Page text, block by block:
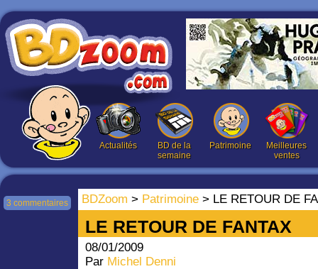
Actualités
BD de la
semaine
Patrimoine
Meilleures
ventes
BDZoom > Patrimoine > LE RETOUR DE
3 commentaires
LE RETOUR DE FANTAX
08/01/2009
Par Michel Denni